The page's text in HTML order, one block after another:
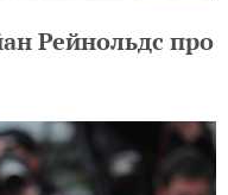
Рейнольдс про